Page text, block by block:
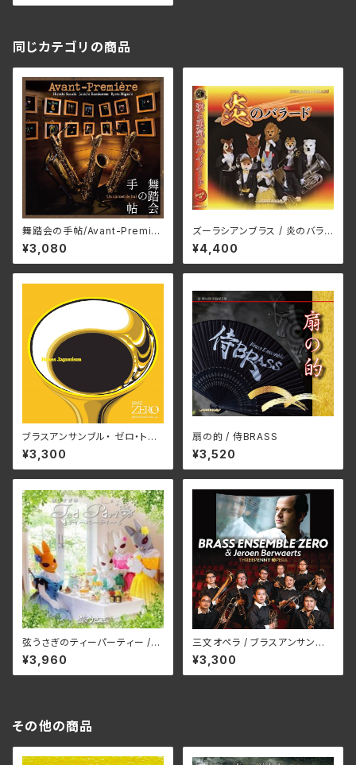
同じカテゴリの商品
舞踏会の手帖/Avant-Premièr
e(ア ヴァン・プルミエ) ZIP-00
65
¥3,080
ズーラシアンブラス / 炎のバラ
ード
¥4,400
ブラスアンサンブル・ ゼロ・トー
キョー / ブラス・ジャポニズム
¥3,300
扇の的 / 侍BRASS
¥3,520
弦うさぎのティーパーティー /
弦うさぎ
¥3,960
三文オペラ / ブラスアンサンブ
ル・ゼロ＆イエルーン・ベルワル
ツ
¥3,300
その他の商品